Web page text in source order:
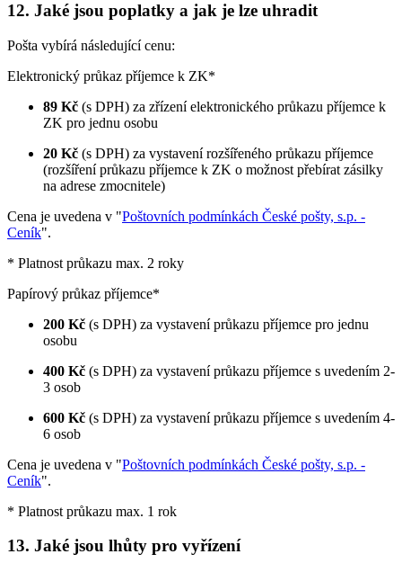
12. Jaké jsou poplatky a jak je lze uhradit
Pošta vybírá následující cenu:
Elektronický průkaz příjemce k ZK*
89 Kč (s DPH) za zřízení elektronického průkazu příjemce k
ZK pro jednu osobu
20 Kč (s DPH) za vystavení rozšířeného průkazu příjemce
(rozšíření průkazu příjemce k ZK o možnost přebírat zásilky
na adrese zmocnitele)
Cena je uvedena v "Poštovních podmínkách České pošty, s.p. -
Ceník".
* Platnost průkazu max. 2 roky
Papírový průkaz příjemce*
200 Kč (s DPH) za vystavení průkazu příjemce pro jednu
osobu
400 Kč (s DPH) za vystavení průkazu příjemce s uvedením 2-
3 osob
600 Kč (s DPH) za vystavení průkazu příjemce s uvedením 4-
6 osob
Cena je uvedena v "Poštovních podmínkách České pošty, s.p. -
Ceník".
* Platnost průkazu max. 1 rok
13. Jaké jsou lhůty pro vyřízení